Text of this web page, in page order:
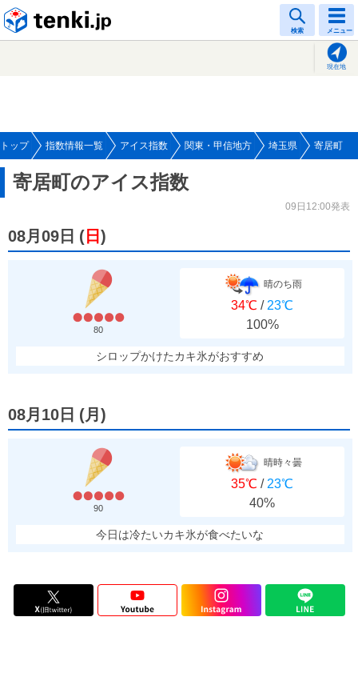
検索 メニュー
現在地
トップ 指数情報一覧 アイス指数 関東・甲信地方 埼玉県 寄居町
寄居町のアイス指数
09日12:00発表
08月09日 ( 日 )
80
晴のち雨
34℃ / 23℃
100%
シロップかけたカキ氷がおすすめ
08月10日 (月 )
90
晴時々曇
35℃ / 23℃
40%
今日は冷たいカキ氷が食べたいな